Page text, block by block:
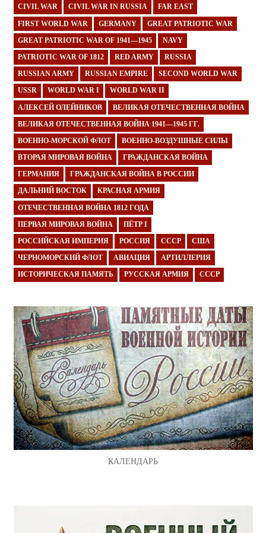
CIVIL WAR CIVIL WAR IN RUSSIA FAR EAST
FIRST WORLD WAR GERMANY GREAT PATRIOTIC WAR
GREAT PATRIOTIC WAR OF 1941—1945 NAVY
PATRIOTIC WAR OF 1812 RED ARMY RUSSIA
RUSSIAN ARMY RUSSIAN EMPIRE SECOND WORLD WAR
USSR WORLD WAR I WORLD WAR II
АЛЕКСЕЙ ОЛЕЙНИКОВ ВЕЛИКАЯ ОТЕЧЕСТВЕННАЯ ВОЙНА
ВЕЛИКАЯ ОТЕЧЕСТВЕННАЯ ВОЙНА 1941—1945 ГГ.
ВОЕННО-МОРСКОЙ ФЛОТ ВОЕННО-ВОЗДУШНЫЕ СИЛЫ
ВТОРАЯ МИРОВАЯ ВОЙНА ГРАЖДАНСКАЯ ВОЙНА
ГЕРМАНИЯ ГРАЖДАНСКАЯ ВОЙНА В РОССИИ
ДАЛЬНИЙ ВОСТОК КРАСНАЯ АРМИЯ
ОТЕЧЕСТВЕННАЯ ВОЙНА 1812 ГОДА
ПЕРВАЯ МИРОВАЯ ВОЙНА ПЁТР I
РОССИЙСКАЯ ИМПЕРИЯ РОССИЯ СССР США
ЧЕРНОМОРСКИЙ ФЛОТ АВИАЦИЯ АРТИЛЛЕРИЯ
ИСТОРИЧЕСКАЯ ПАМЯТЬ РУССКАЯ АРМИЯ СССР
КАЛЕНДАРЬ